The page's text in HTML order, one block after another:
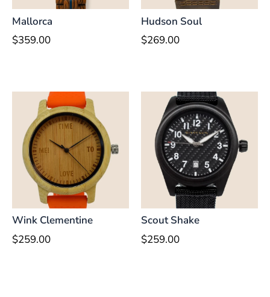
Mallorca
$359.00
Hudson Soul
$269.00
Wink Clementine
$259.00
Scout Shake
$259.00